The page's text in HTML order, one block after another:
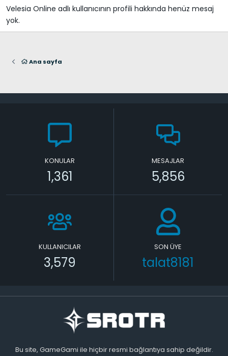
Velesia Online adlı kullanıcının profili hakkında henüz mesaj
yok.
Ana sayfa
KONULAR
1,361
MESAJLAR
5,856
KULLANICILAR
3,579
SON ÜYE
talat8181
Bu site, GameGami ile hiçbir resmi bağlantıya sahip değildir.